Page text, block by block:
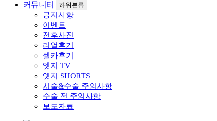
커뮤니티
하위분류
공지사항
이벤트
전후사진
리얼후기
셀카후기
엣지 TV
엣지 SHORTS
시술&수술 주의사항
수술 전 주의사항
보도자료